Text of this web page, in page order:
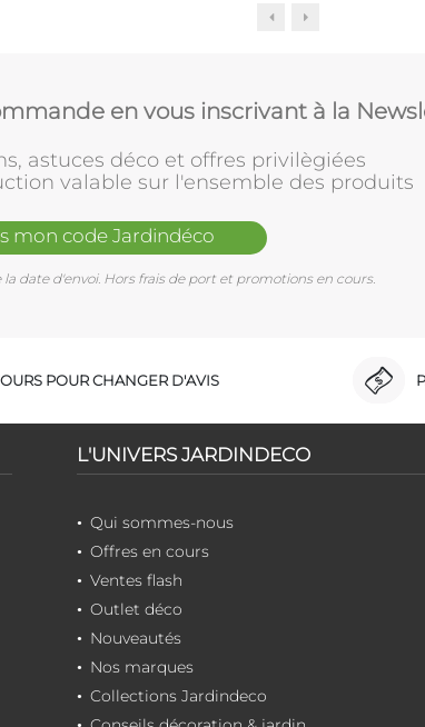
en vous inscrivant à la
astuces déco et offres privilègiées
valable sur l'ensemble des produits
mon code Jardindéco
date d'envoi. Hors frais de port et promotions en cours.
POUR CHANGER D'AVIS
L'UNIVERS JARDINDECO
Qui sommes-nous
Offres en cours
Ventes flash
Outlet déco
Nouveautés
Nos marques
Collections Jardindeco